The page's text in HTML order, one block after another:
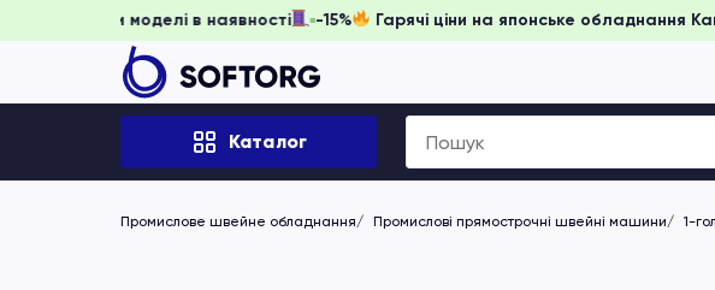
забронювати, доки моделі в наявності -15% Гарячі ціни на японське
Каталог
Search
for:
Промислове швейне обладнання Промислові прямострочні швейні машини 1-